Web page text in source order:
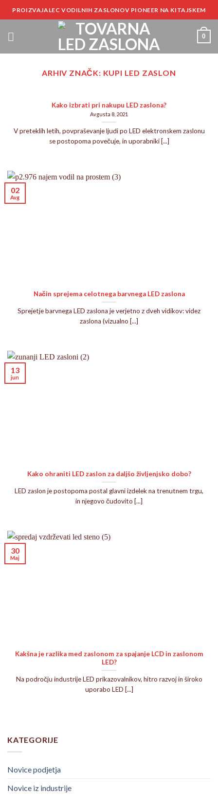
na
PROIZVAJALEC VODILNIH ZASLONOV PIONEER NA KITAJSKEM
0
ARHIV ZNAČK: KUPI LED ZASLON
KATEGORIJE
Novice podjetja
Novice iz industrije
Kako izbrati pri nakupu LED zaslona?
Avgusta 8, 2021
V preteklih letih, povpraševanje ljudi po LED elektronskem zaslonu
se postopoma povečuje, in uporabniki [...]
Način sprejema celotnega barvnega LED zaslona
Sprejetje barvnega LED zaslona je verjetno z dveh vidikov: videz
zaslona (vizualno [...]
02
Avg
Kako ohraniti LED zaslon za daljšo življenjsko dobo?
LED zaslon je postopoma postal glavni izdelek na trenutnem trgu,
in njegovo čudovito [...]
13
jun
Kakšna je razlika med zaslonom za spajanje LCD in zaslonom
LED?
Na področju industrije LED prikazovalnikov, hitro razvoj in široko
uporabo LED [...]
30
Maj